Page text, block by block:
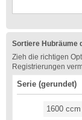
Sortiere Hubräume
Zieh die richtigen
Registrierungen
Serie (gerundet)
1600 ccm